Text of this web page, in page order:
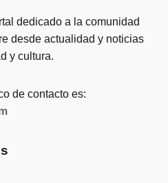
dedicado a la comunidad
desde actualidad y noticias
y cultura.
de contacto es: